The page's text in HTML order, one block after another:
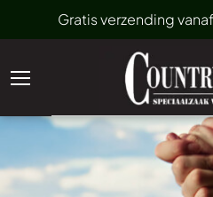
Gratis verzending